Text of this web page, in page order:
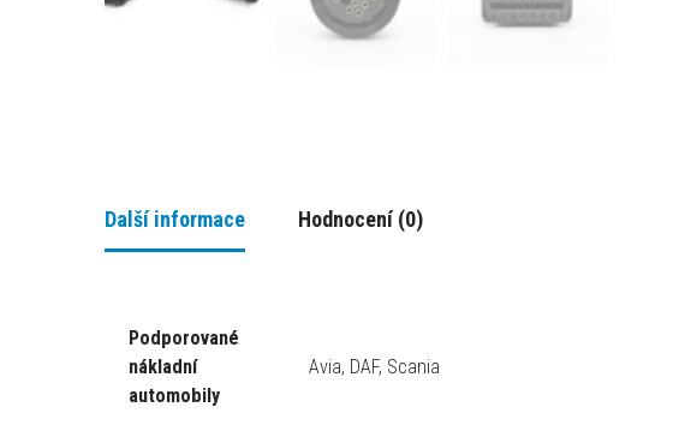
Další informace Hodnocení (0)
Podporované
nákladní
automobily
Avia, DAF, Scania